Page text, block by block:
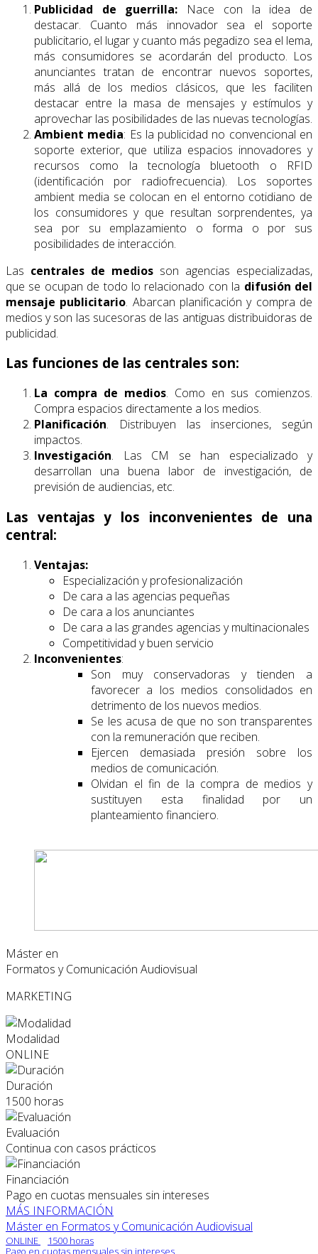
Publicidad de guerrilla: Nace con la idea de
destacar. Cuanto más innovador sea el soporte
publicitario, el lugar y cuanto más pegadizo sea el lema,
más consumidores se acordarán del producto. Los
anunciantes tratan de encontrar nuevos soportes,
más allá de los medios clásicos, que les faciliten
destacar entre la masa de mensajes y estímulos y
aprovechar las posibilidades de las nuevas tecnologías.
Ambient media: Es la publicidad no convencional en
soporte exterior, que utiliza espacios innovadores y
recursos como la tecnología bluetooth o RFID
(identificación por radiofrecuencia). Los soportes
ambient media se colocan en el entorno cotidiano de
los consumidores y que resultan sorprendentes, ya
sea por su emplazamiento o forma o por sus
posibilidades de interacción.
Las centrales de medios son agencias especializadas,
que se ocupan de todo lo relacionado con la difusión del
mensaje publicitario. Abarcan planificación y compra de
medios y son las sucesoras de las antiguas distribuidoras de
publicidad.
Las funciones de las centrales son:
La compra de medios. Como en sus comienzos.
Compra espacios directamente a los medios.
Planificación. Distribuyen las inserciones, según
impactos.
Investigación. Las CM se han especializado y
desarrollan una buena labor de investigación, de
previsión de audiencias, etc.
Las ventajas y los inconvenientes de una
central:
Ventajas:
Especialización y profesionalización
De cara a las agencias pequeñas
De cara a los anunciantes
De cara a las grandes agencias y multinacionales
Competitividad y buen servicio
Inconvenientes:
Son muy conservadoras y tienden a
favorecer a los medios consolidados en
detrimento de los nuevos medios.
Se les acusa de que no son transparentes
con la remuneración que reciben.
Ejercen demasiada presión sobre los
medios de comunicación.
Olvidan el fin de la compra de medios y
sustituyen esta finalidad por un
planteamiento financiero.
Máster en
Formatos y Comunicación Audiovisual
MARKETING
Modalidad
ONLINE
Duración
1500 horas
Evaluación
Continua con casos prácticos
Financiación
Pago en cuotas mensuales sin intereses
MÁS INFORMACIÓN
Máster en Formatos y Comunicación Audiovisual
ONLINE
1500 horas
Pago en cuotas mensuales sin intereses